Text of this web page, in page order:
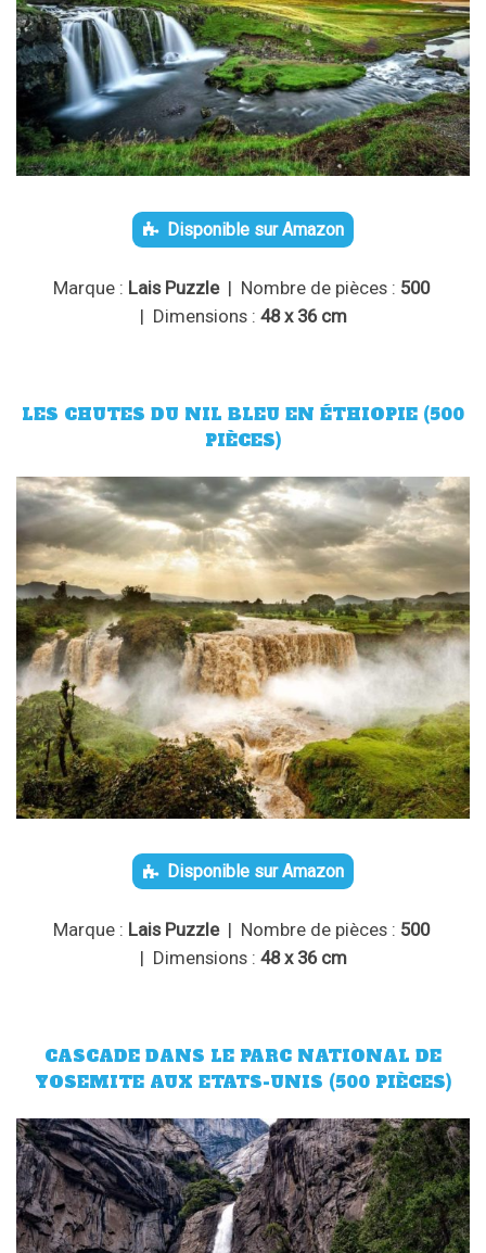
Disponible sur Amazon
Marque : Lais Puzzle| Nombre de pièces : 500
| Dimensions : 48 x 36 cm
LES CHUTES DU NIL BLEU EN ÉTHIOPIE (500
PIÈCES)
Disponible sur Amazon
Marque : Lais Puzzle| Nombre de pièces : 500
| Dimensions : 48 x 36 cm
CASCADE DANS LE PARC NATIONAL DE
YOSEMITE AUX ETATS-UNIS (500 PIÈCES)